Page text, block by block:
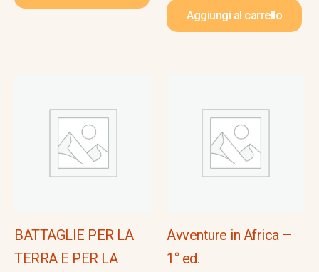
Aggiungi al carrello
BATTAGLIE PER LA
TERRA E PER LA
Avventure in Africa –
1° ed.